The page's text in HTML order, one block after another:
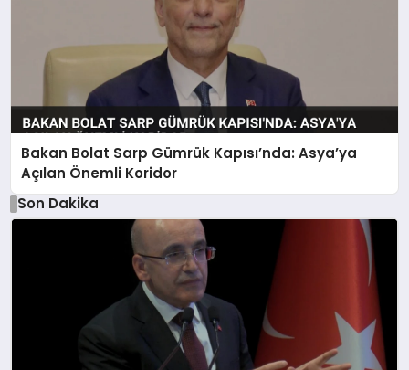
Bakan Bolat Sarp Gümrük Kapısı’nda: Asya’ya
Açılan Önemli Koridor
Son Dakika